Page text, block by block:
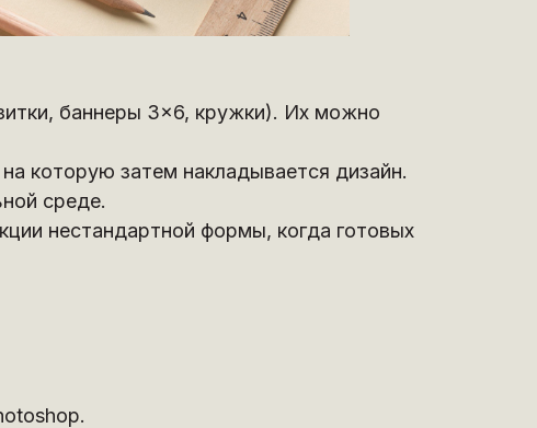
баннеры 3×6, кружки). Их можно
которую затем накладывается дизайн.
среде.
нестандартной формы, когда готовых